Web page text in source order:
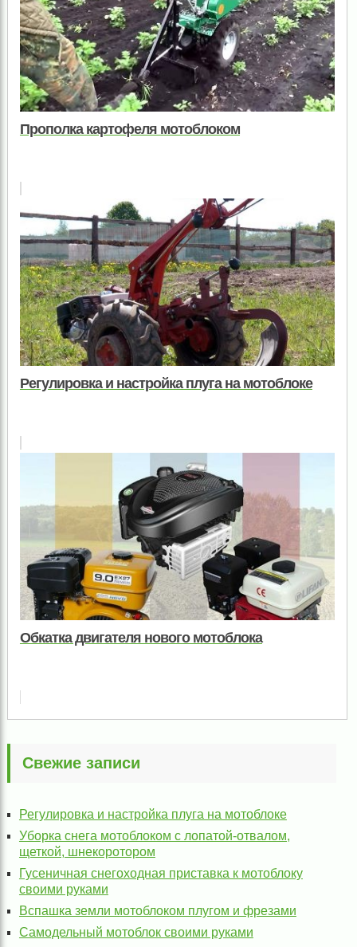
Прополка картофеля мотоблоком
Регулировка и настройка плуга на мотоблоке
Обкатка двигателя нового мотоблока
Свежие записи
Регулировка и настройка плуга на мотоблоке
Уборка снега мотоблоком с лопатой-отвалом,
щеткой, шнекоротором
Гусеничная снегоходная приставка к мотоблоку
своими руками
Вспашка земли мотоблоком плугом и фрезами
Самодельный мотоблок своими руками